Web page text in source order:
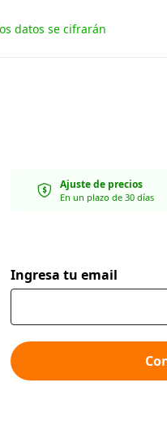
datos se cifrarán
Ajuste de precios
En un plazo de 30 días
Ingresa tu email